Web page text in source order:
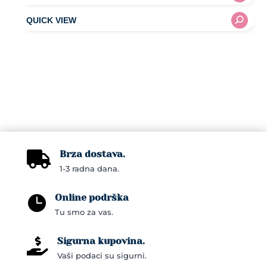
 Brza dostava.
1-3 radna dana.
 Online podrška
Tu smo za vas.
 Sigurna kupovina.
Vaši podaci su sigurni.